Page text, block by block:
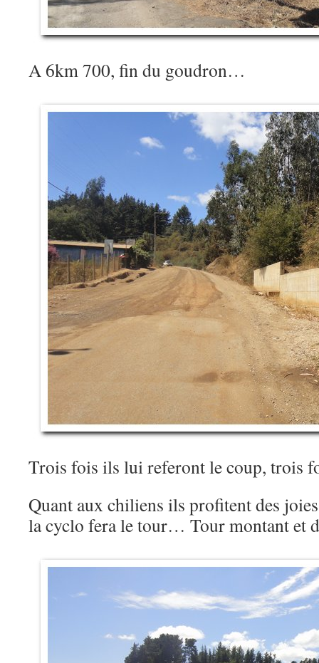
A 6km 700, fin du goudron…
Trois fois ils lui referont le coup, trois
Quant aux chiliens ils profitent des
la cyclo fera le tour… Tour montant et